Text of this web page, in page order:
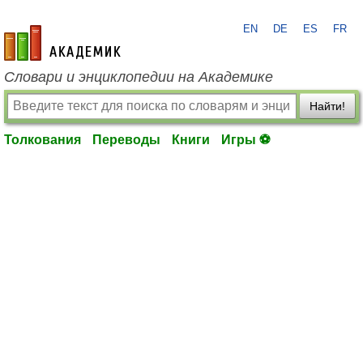
academic.ru
EN DE ES FR
Словари и энциклопедии на Академике
Найти!
Толкования Переводы Книги Игры ⚽